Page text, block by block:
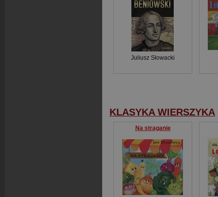
Juliusz Słowacki
KLASYKA WIERSZYKA
Na straganie